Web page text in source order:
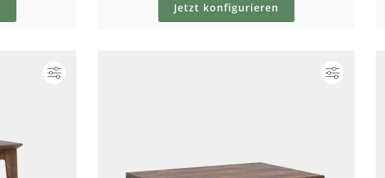
Jetzt konfigurieren